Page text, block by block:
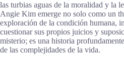
las turbias aguas de la moralidad y la
Angie Kim emerge no solo como un
exploración de la condición humana,
cuestionar sus propios juicios y
misterio; es una historia
de las complejidades de la vida.